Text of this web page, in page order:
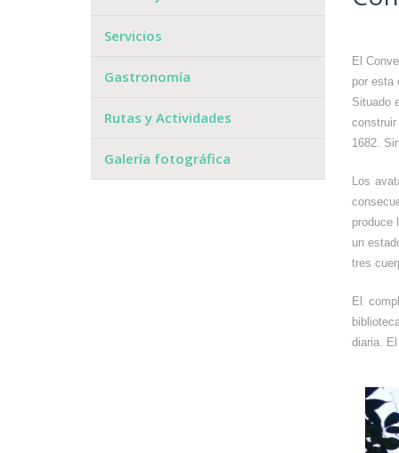
Servicios
Gastronomía
Rutas y Actividades
Galería fotográfica
El
por esta
Situado
1682.
Los
produce
un
tres
El
diaria.